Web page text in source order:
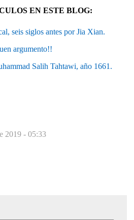
EN ESTE BLOG:
seis siglos antes por Jia Xian.
argumento!!
Salih Tahtawi, año 1661.
2019 - 05:33